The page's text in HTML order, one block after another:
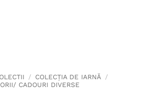
/ COLECȚIA DE IARNĂ
/
CADOURI DIVERSE